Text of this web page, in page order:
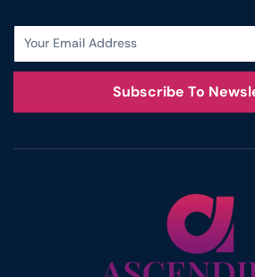
Subscribe To